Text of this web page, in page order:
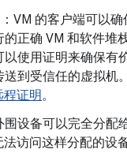
VM 的客户端可以
正确 VM 和软件堆
以使用证明来确保有
到受信任的虚拟机
程证明。
设备可以完全分配
法访问这样分配的设